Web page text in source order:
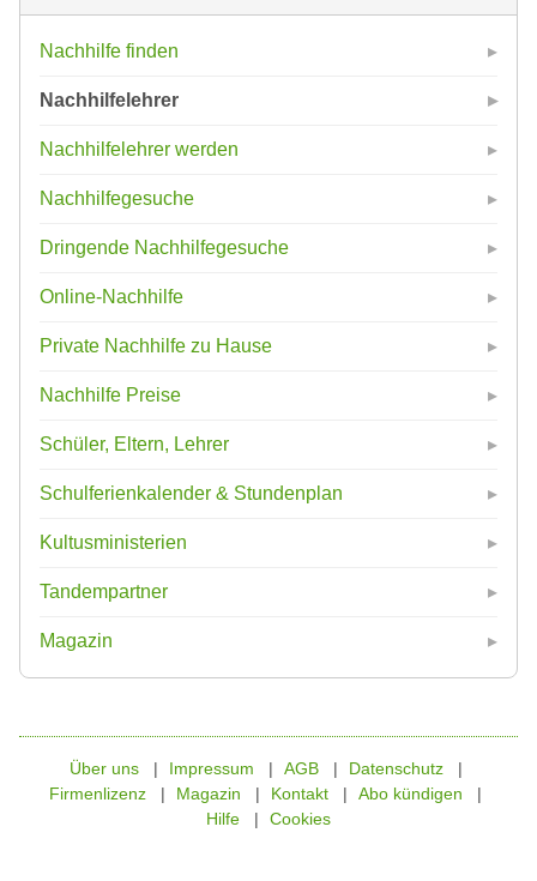
Nachhilfe finden
Nachhilfelehrer
Nachhilfelehrer werden
Nachhilfegesuche
Dringende Nachhilfegesuche
Online-Nachhilfe
Private Nachhilfe zu Hause
Nachhilfe Preise
Schüler, Eltern, Lehrer
Schulferienkalender & Stundenplan
Kultusministerien
Tandempartner
Magazin
Über uns Impressum AGB
Datenschutz
Firmenlizenz
Magazin Kontakt
Abo kündigen
Hilfe
Cookies